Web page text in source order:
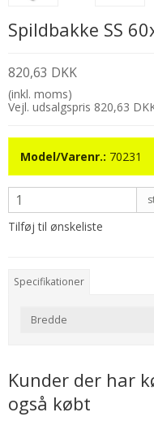
Spildbakke SS
820,63 DKK
(inkl. moms)
Vejl. udsalgspris 820,63
Model/Varenr.: 70231
Tilføj til ønskeliste
Specifikationer
Bredde
Kunder der har
også købt